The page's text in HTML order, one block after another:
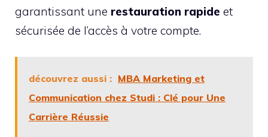
garantissant une restauration rapide et
sécurisée de l’accès à votre compte.
découvrez aussi : MBA Marketing et
Communication chez Studi : Clé pour Une
Carrière Réussie